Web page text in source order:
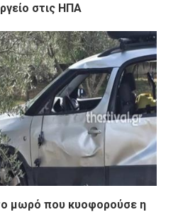
στις ΗΠΑ
μωρό που κυοφορούσε η